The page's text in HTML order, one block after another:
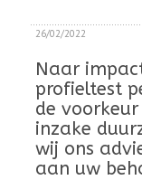
26/02/2022
Naar
profieltest
de
inzake
wij ons
aan uw